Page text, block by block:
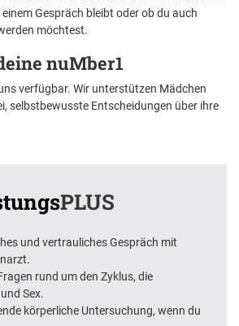
Gespräch bleibt oder ob du auch
möchtest.
nuMber1
verfügbar. Wir unterstützen Mädchen
selbstbewusste Entscheidungen über ihre
PLUS
und vertrauliches Gespräch mit
rund um den Zyklus, die
Sex.
körperliche Untersuchung, wenn du